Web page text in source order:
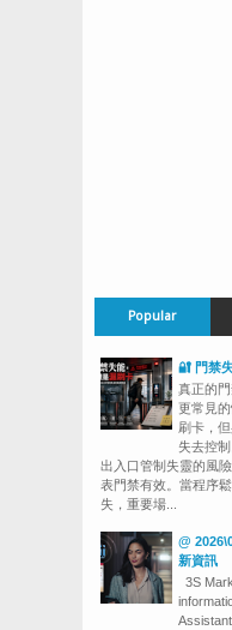
Popular
🔐 門禁
真正的
更常見
刷卡，
失去控
出入口管制失靈的風
表門禁有效。當程序
失，重要場...
@
新資訊
3S